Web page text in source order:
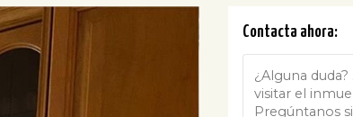
Contacta ahora: